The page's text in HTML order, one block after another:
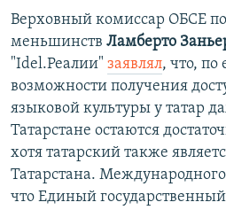
Верховный комиссар ОБСЕ
меньшинств Ламберто
"Idel.Реалии" заявлял, что,
возможности получения
языковой культуры у татар
Татарстане остаются
хотя татарский также
Татарстана.
что Единый